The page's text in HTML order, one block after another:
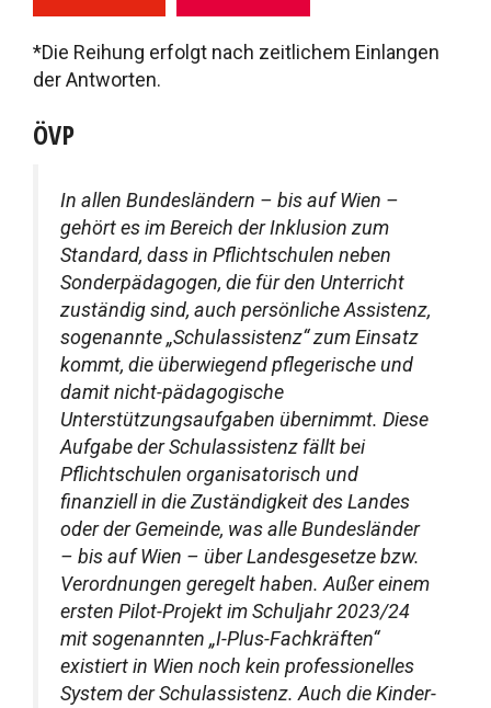
*Die Reihung erfolgt nach zeitlichem Einlangen
der Antworten.
ÖVP
In allen Bundesländern – bis auf Wien –
gehört es im Bereich der Inklusion zum
Standard, dass in Pflichtschulen neben
Sonderpädagogen, die für den Unterricht
zuständig sind, auch persönliche Assistenz,
sogenannte „Schulassistenz“ zum Einsatz
kommt, die überwiegend pflegerische und
damit nicht-pädagogische
Unterstützungsaufgaben übernimmt. Diese
Aufgabe der Schulassistenz fällt bei
Pflichtschulen organisatorisch und
finanziell in die Zuständigkeit des Landes
oder der Gemeinde, was alle Bundesländer
– bis auf Wien – über Landesgesetze bzw.
Verordnungen geregelt haben. Außer einem
ersten Pilot-Projekt im Schuljahr 2023/24
mit sogenannten „I-Plus-Fachkräften“
existiert in Wien noch kein professionelles
System der Schulassistenz. Auch die Kinder-